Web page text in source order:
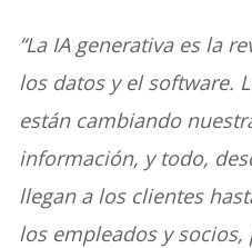
“La IA generativa es la
los datos y el software.
están cambiando
información, y todo,
llegan a los clientes
los empleados y